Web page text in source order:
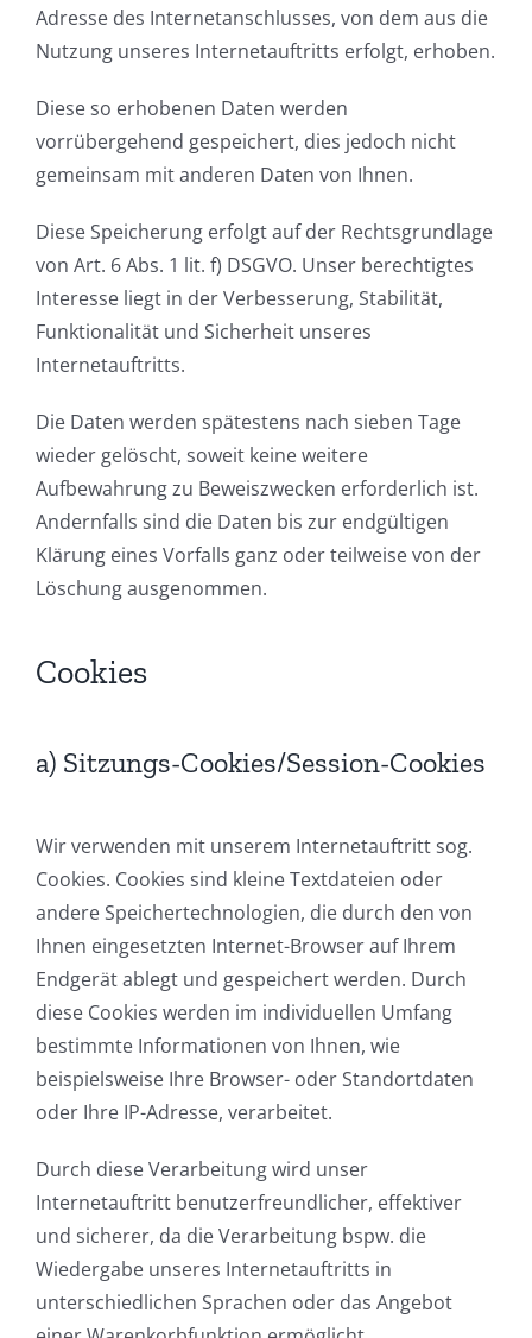
Adresse des Internetanschlusses, von dem aus die
Nutzung unseres Internetauftritts erfolgt, erhoben.
Diese so erhobenen Daten werden
vorrübergehend gespeichert, dies jedoch nicht
gemeinsam mit anderen Daten von Ihnen.
Diese Speicherung erfolgt auf der Rechtsgrundlage
von Art. 6 Abs. 1 lit. f) DSGVO. Unser berechtigtes
Interesse liegt in der Verbesserung, Stabilität,
Funktionalität und Sicherheit unseres
Internetauftritts.
Die Daten werden spätestens nach sieben Tage
wieder gelöscht, soweit keine weitere
Aufbewahrung zu Beweiszwecken erforderlich ist.
Andernfalls sind die Daten bis zur endgültigen
Klärung eines Vorfalls ganz oder teilweise von der
Löschung ausgenommen.
Cookies
a) Sitzungs-Cookies/Session-Cookies
Wir verwenden mit unserem Internetauftritt sog.
Cookies. Cookies sind kleine Textdateien oder
andere Speichertechnologien, die durch den von
Ihnen eingesetzten Internet-Browser auf Ihrem
Endgerät ablegt und gespeichert werden. Durch
diese Cookies werden im individuellen Umfang
bestimmte Informationen von Ihnen, wie
beispielsweise Ihre Browser- oder Standortdaten
oder Ihre IP-Adresse, verarbeitet.
Durch diese Verarbeitung wird unser
Internetauftritt benutzerfreundlicher, effektiver
und sicherer, da die Verarbeitung bspw. die
Wiedergabe unseres Internetauftritts in
unterschiedlichen Sprachen oder das Angebot